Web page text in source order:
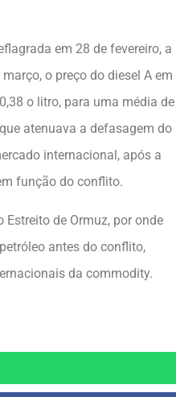
em 28 de fevereiro, a
o preço do diesel A em
o litro, para uma média de
atenuava a defasagem do
internacional, após a
função do conflito.
de Ormuz, por onde
antes do conflito,
da commodity.